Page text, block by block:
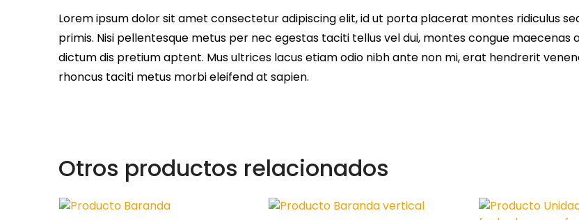
Lorem ipsum dolor sit amet consectetur adipiscing elit, id ut porta placerat montes ridiculus
primis. Nisi pellentesque metus per nec egestas taciti tellus vel dui, montes congue
dictum dis pretium aptent. Mus ultrices lacus etiam odio nibh ante non mi, erat hendrerit
rhoncus taciti metus morbi eleifend at sapien.
Otros productos relacionados